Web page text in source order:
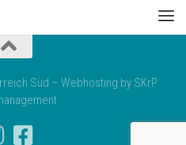
Süd – Webhosting by SKrP